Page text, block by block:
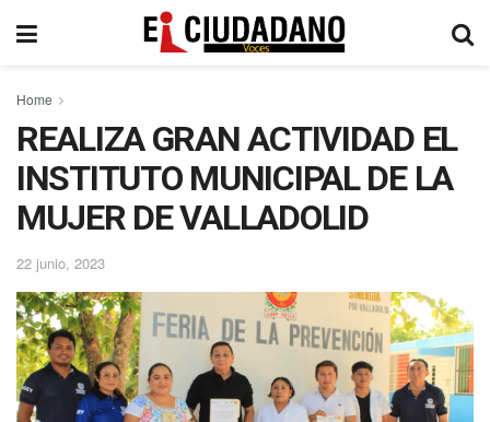
Home
REALIZA GRAN ACTIVIDAD EL
INSTITUTO MUNICIPAL DE LA
MUJER DE VALLADOLID
22 junio, 2023